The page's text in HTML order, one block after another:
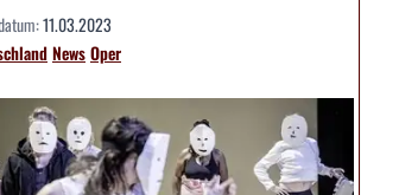
11.03.2023
NewsOper